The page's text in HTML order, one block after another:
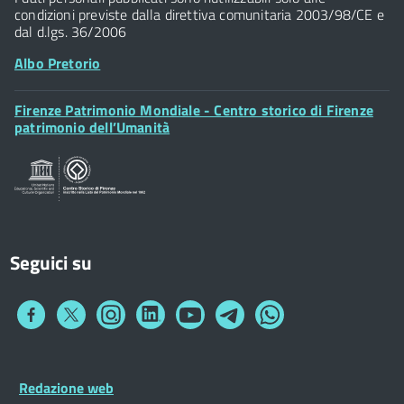
Posta Elettronica Certificata
condizioni previste dalla direttiva comunitaria 2003/98/CE e
dal d.lgs. 36/2006
Albo Pretorio
Footer
Widget
Firenze Patrimonio Mondiale - Centro storico di Firenze
patrimonio dell’Umanità
Seguici su
Collegamento
Collegamento
a
Collegamento
a
Collegamento
a
Collegamento
a
Collegamento
a
Collegamento
a
Footer
Widget
Footer
Redazione web